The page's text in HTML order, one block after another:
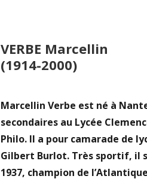
VERBE Marcellin
(1914-2000)
Marcellin Verbe est né à
secondaires au Lycée
Philo. Il a pour camarade de
Gilbert Burlot. Très sportif, il
1937, champion de